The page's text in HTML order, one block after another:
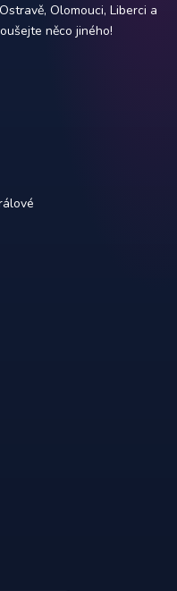
Olomouci, Liberci a
něco jiného!